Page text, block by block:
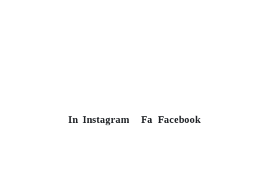
In Instagram Fa Facebook